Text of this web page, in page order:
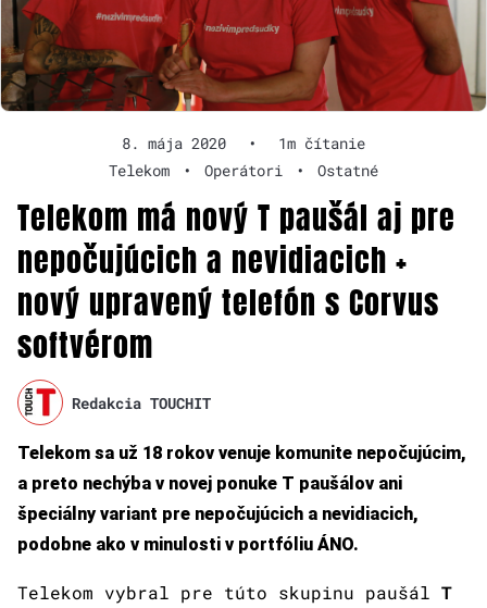
8. mája 2020 •
1m čítanie
Telekom
• Operátori • Ostatné
Telekom má nový T paušál aj pre
nepočujúcich a nevidiacich +
nový upravený telefón s Corvus
softvérom
Redakcia TOUCHIT
Telekom sa už 18 rokov venuje komunite nepočujúcim,
a preto nechýba v novej ponuke T paušálov ani
špeciálny variant pre nepočujúcich a nevidiacich,
podobne ako v minulosti v portfóliu ÁNO.
Telekom vybral pre túto skupinu paušál T